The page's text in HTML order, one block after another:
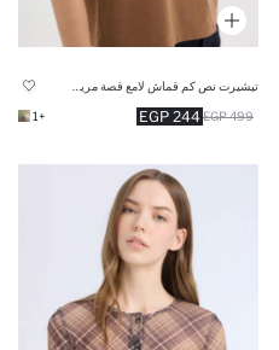
244 EGP 499 EGP
+1